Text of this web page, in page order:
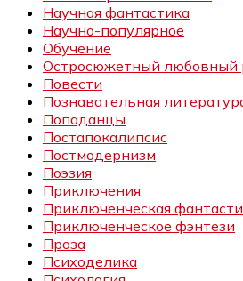
Научная фантастика
Научно-популярное
Обучение
Остросюжетный любовный
Повести
Познавательная
Попаданцы
Постапокалипсис
Постмодернизм
Поэзия
Приключения
Приключенческая
Приключенческое фэнтези
Проза
Психоделика